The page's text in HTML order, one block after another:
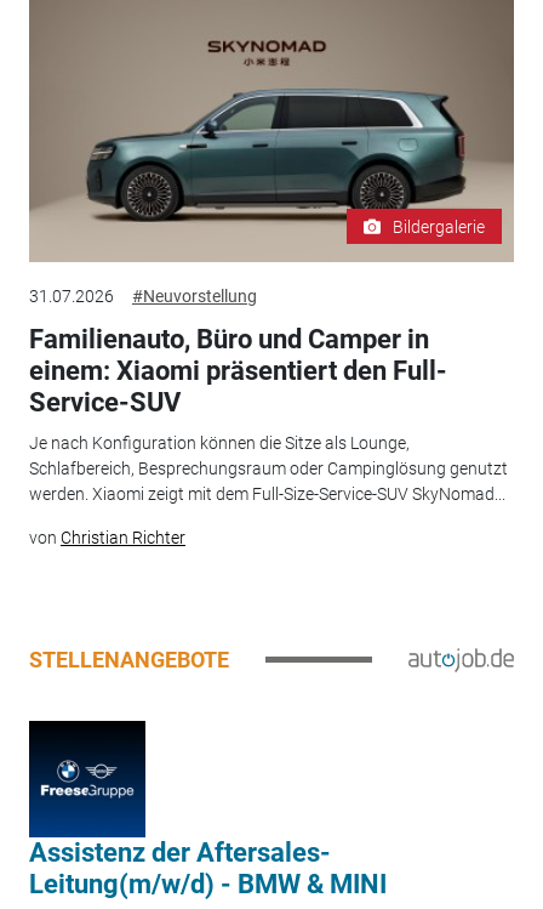
Bildergalerie
31.07.2026 #Neuvorstellung
Familienauto, Büro und Camper in
einem: Xiaomi präsentiert den Full-
Service-SUV
Je nach Konfiguration können die Sitze als Lounge,
Schlafbereich, Besprechungsraum oder Campinglösung genutzt
werden. Xiaomi zeigt mit dem Full-Size-Service-SUV SkyNomad...
von Christian Richter
STELLENANGEBOTE
Assistenz der Aftersales-
Leitung(m/w/d) - BMW & MINI